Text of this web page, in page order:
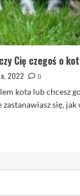
Cię czegoś o
2022
0
kota lub chcesz
zastanawiasz się,